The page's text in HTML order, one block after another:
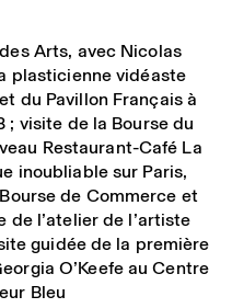
Arts, avec Nicolas
plasticienne vidéaste
du Pavillon Français à
; visite de la Bourse du
Restaurant-CaféLa
inoubliable sur Paris,
de Commerce et
de l’atelier de l’artiste
guidée de la première
O’Keefe au Centre
Bleu